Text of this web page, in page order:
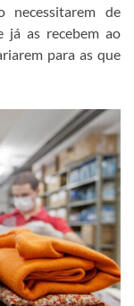
necessitarem de
já as recebem ao
para as que